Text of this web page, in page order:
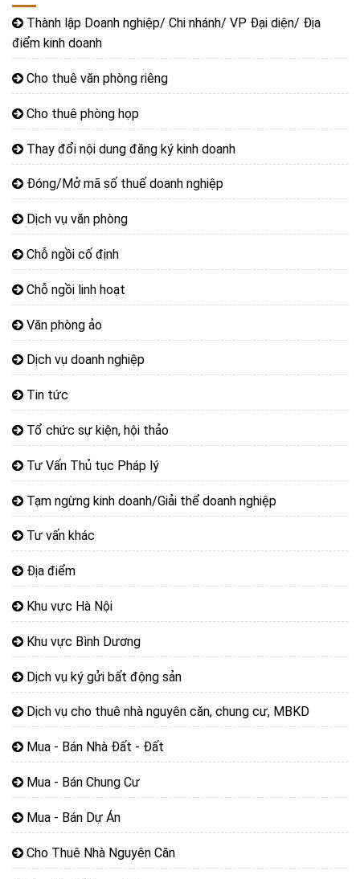
Thành lập Doanh nghiệp/ Chi nhánh/ VP Đại diện/ Địa
điểm kinh doanh
Cho thuê văn phòng riêng
Cho thuê phòng họp
Thay đổi nội dung đăng ký kinh doanh
Đóng/Mở mã số thuế doanh nghiệp
Dịch vụ văn phòng
Chỗ ngồi cố định
Chỗ ngồi linh hoạt
Văn phòng ảo
Dịch vụ doanh nghiệp
Tin tức
Tổ chức sự kiện, hội thảo
Tư Vấn Thủ tục Pháp lý
Tạm ngừng kinh doanh/Giải thể doanh nghiệp
Tư vấn khác
Địa điểm
Khu vực Hà Nội
Khu vực Bình Dương
Dịch vụ ký gửi bất động sản
Dịch vụ cho thuê nhà nguyên căn, chung cư, MBKD
Mua - Bán Nhà Đất - Đất
Mua - Bán Chung Cư
Mua - Bán Dự Án
Cho Thuê Nhà Nguyên Căn